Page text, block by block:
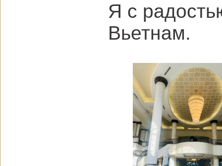
Я с
Вьетнам.